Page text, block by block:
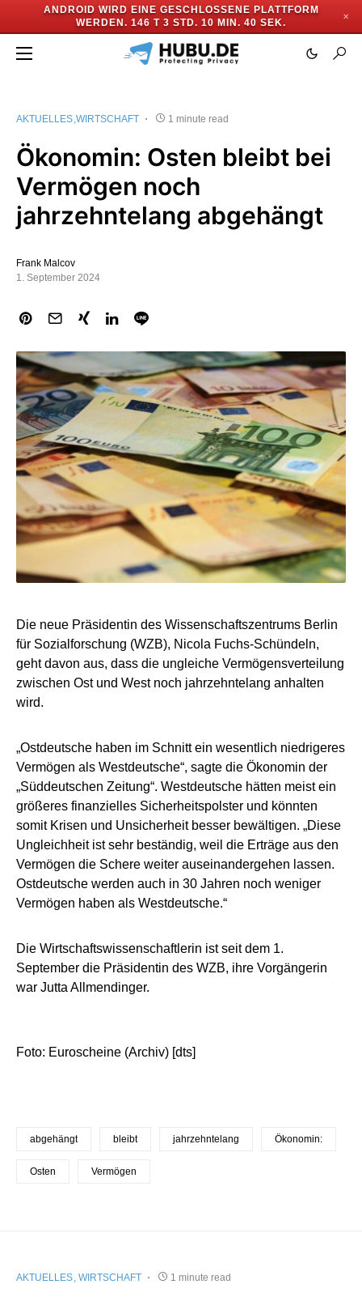
ANDROID WIRD EINE GESCHLOSSENE PLATTFORM
WERDEN. 146 T 3 STD. 10 MIN. 40 SEK.
✕
AKTUELLES WIRTSCHAFT 1 minute read
Ökonomin: Osten bleibt bei
Vermögen noch
jahrzehntelang abgehängt
Frank Malcov
1. September 2024
Die neue Präsidentin des Wissenschaftszentrums Berlin
für Sozialforschung (WZB), Nicola Fuchs-Schündeln,
geht davon aus, dass die ungleiche Vermögensverteilung
zwischen Ost und West noch jahrzehntelang anhalten
wird.
„Ostdeutsche haben im Schnitt ein wesentlich niedrigeres
Vermögen als Westdeutsche“, sagte die Ökonomin der
„Süddeutschen Zeitung“. Westdeutsche hätten meist ein
größeres finanzielles Sicherheitspolster und könnten
somit Krisen und Unsicherheit besser bewältigen. „Diese
Ungleichheit ist sehr beständig, weil die Erträge aus den
Vermögen die Schere weiter auseinandergehen lassen.
Ostdeutsche werden auch in 30 Jahren noch weniger
Vermögen haben als Westdeutsche.“
Die Wirtschaftswissenschaftlerin ist seit dem 1.
September die Präsidentin des WZB, ihre Vorgängerin
war Jutta Allmendinger.
Foto: Euroscheine (Archiv) [dts]
abgehängt bleibt jahrzehntelang Ökonomin:
Osten Vermögen
AKTUELLES WIRTSCHAFT 1 minute read